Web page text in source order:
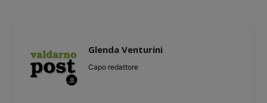
Glenda Venturini
Capo redattore